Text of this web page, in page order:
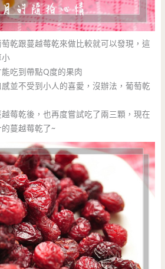
乾跟蔓越莓乾來做比較就可以發現，這
吃到帶點Q度的果肉
並不受到小人的喜愛，沒辦法，葡萄乾
莓乾後，也再度嘗試吃了兩三顆，現在
蔓越莓乾了~